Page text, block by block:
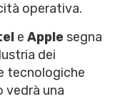
operativa.
e Apple segna
dei
tecnologiche
vedrà una